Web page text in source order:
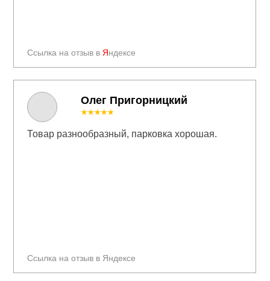
Олег Пригорницкий
Ссылка на отзыв в Яндексе
Ссылка на отзыв в Яндексе
★★★★★
Товар разнообразный, парковка хорошая.